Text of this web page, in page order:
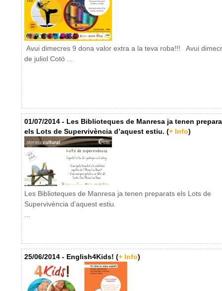
Avui dimecres 9 dona valor extra a la teva roba!!! Avui
de juliol Cotó ...
01/07/2014 - Les Biblioteques de Manresa ja tenen
els Lots de Supervivència d’aquest estiu. (+ Info)
Les Biblioteques de Manresa ja tenen preparats els Lots de
Supervivència d’aquest estiu.
25/06/2014 - English4Kids! (+ Info)